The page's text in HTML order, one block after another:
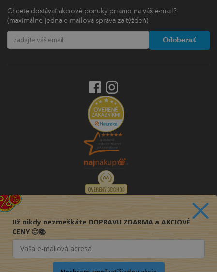
Chcete dostávať akciové ponuky priamo na váš e-mail?
(maximálne jedna e-mailová správa za týždeň)
Odoberať
Už nikdy nezmeškáte DOPRAVU ZDARMA a AKCIOVÉ
CENY 🙂📚